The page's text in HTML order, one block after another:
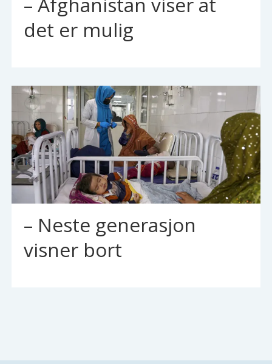
det er mulig
– Neste generasjon
visner bort